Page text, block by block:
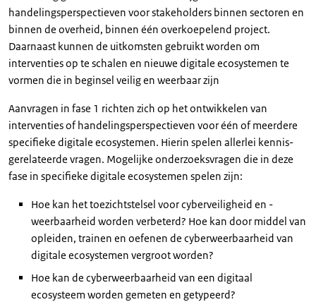
handelingsperspectieven voor stakeholders binnen sectoren en
binnen de overheid, binnen één overkoepelend project.
Daarnaast kunnen de uitkomsten gebruikt worden om
interventies op te schalen en nieuwe digitale ecosystemen te
vormen die in beginsel veilig en weerbaar zijn
Aanvragen in fase 1 richten zich op het ontwikkelen van
interventies of handelingsperspectieven voor één of meerdere
specifieke digitale ecosystemen. Hierin spelen allerlei kennis-
gerelateerde vragen. Mogelijke onderzoeksvragen die in deze
fase in specifieke digitale ecosystemen spelen zijn:
Hoe kan het toezichtstelsel voor cyberveiligheid en -
weerbaarheid worden verbeterd? Hoe kan door middel van
opleiden, trainen en oefenen de cyberweerbaarheid van
digitale ecosystemen vergroot worden?
Hoe kan de cyberweerbaarheid van een digitaal
ecosysteem worden gemeten en getypeerd?